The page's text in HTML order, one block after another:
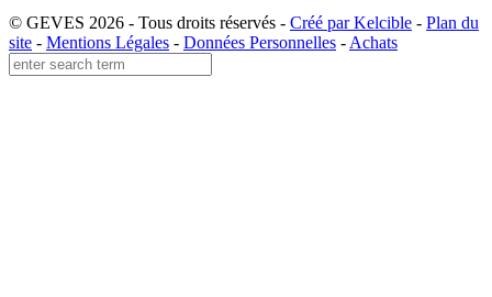
© GEVES 2026 - Tous droits réservés - Créé par Kelcible - Plan du
site - Mentions Légales - Données Personnelles - Achats